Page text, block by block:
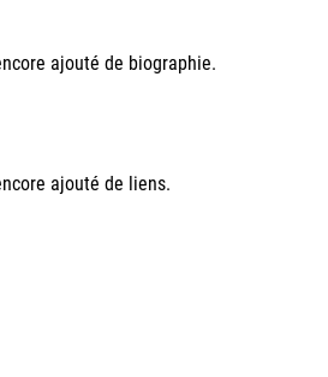
ajouté de biographie.
ajouté de liens.